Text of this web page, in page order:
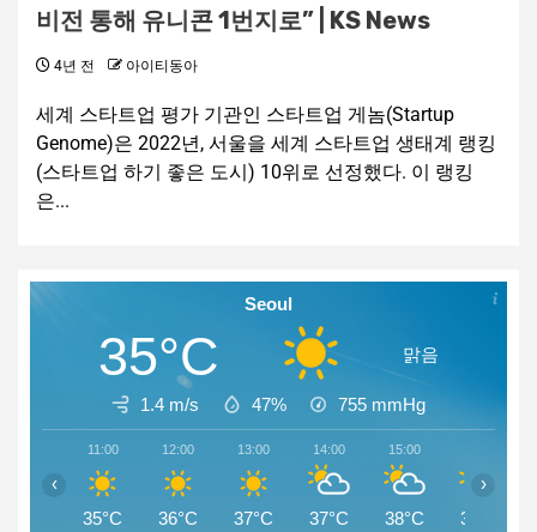
비전 통해 유니콘 1번지로” | KS News
4년 전 아이티동아
세계 스타트업 평가 기관인 스타트업 게놈(Startup
Genome)은 2022년, 서울을 세계 스타트업 생태계 랭킹
(스타트업 하기 좋은 도시) 10위로 선정했다. 이 랭킹
은...
Seoul
35°C 맑음
1.4 m/s 47% 755 mmHg
11:00
35°C
12:00
36°C
13:00
37°C
14:00
37°C
15:00
38°C 37°C
‹ ›